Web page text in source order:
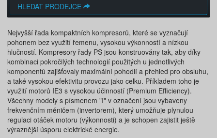
HLEDAT PRODEJCE
Nejvyšší řada kompaktních kompresorů, které se vyznačují
pohonem bez využití řemenu, vysokou výkonností a nízkou
hlučností. Kompresory řady PS jsou konstruovány tak, aby díky
kombinaci pokročilých technologií použitých u jednotlivých
komponentů zajišťovaly maximální pohodlí a přehled pro obsluhu,
a také vysokou efektivitu provozu jako celku. Příkladem toho je
využití motorů IE3 s vysokou účinností (Premium Efficiency).
Všechny modely s písmenem "I" v označení jsou vybaveny
frekvenčním měničem (invertorem), který umožňuje plynulou
regulaci otáček motoru (výkonnosti) a je schopen zajistit ještě
výraznější úsporu elektrické energie.